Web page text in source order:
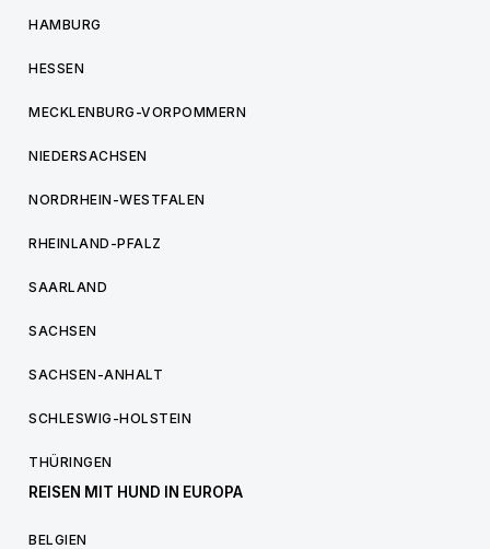
HAMBURG
HESSEN
MECKLENBURG-VORPOMMERN
NIEDERSACHSEN
NORDRHEIN-WESTFALEN
RHEINLAND-PFALZ
SAARLAND
SACHSEN
SACHSEN-ANHALT
SCHLESWIG-HOLSTEIN
THÜRINGEN
REISEN MIT HUND IN EUROPA
BELGIEN